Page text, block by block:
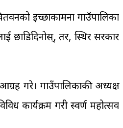
इच्छाकामना गाउँपालिका
छाडिदिनोस्, तर, स्थिर सरकार
गरे। गाउँपालिकाकी अध्यक्ष
कार्यक्रम गरी स्वर्ण महोत्सव